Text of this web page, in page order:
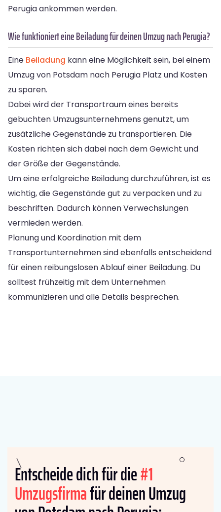
Perugia ankommen werden.
Wie funktioniert eine Beiladung für deinen Umzug nach Perugia?
Eine Beiladung kann eine Möglichkeit sein, bei einem
Umzug von Potsdam nach Perugia Platz und Kosten
zu sparen.
Dabei wird der Transportraum eines bereits
gebuchten Umzugsunternehmens genutzt, um
zusätzliche Gegenstände zu transportieren. Die
Kosten richten sich dabei nach dem Gewicht und
der Größe der Gegenstände.
Um eine erfolgreiche Beiladung durchzuführen, ist es
wichtig, die Gegenstände gut zu verpacken und zu
beschriften. Dadurch können Verwechslungen
vermieden werden.
Planung und Koordination mit dem
Transportunternehmen sind ebenfalls entscheidend
für einen reibungslosen Ablauf einer Beiladung. Du
solltest frühzeitig mit dem Unternehmen
kommunizieren und alle Details besprechen.
Entscheide dich für die#1
Umzugsfirmafür deinen Umzug